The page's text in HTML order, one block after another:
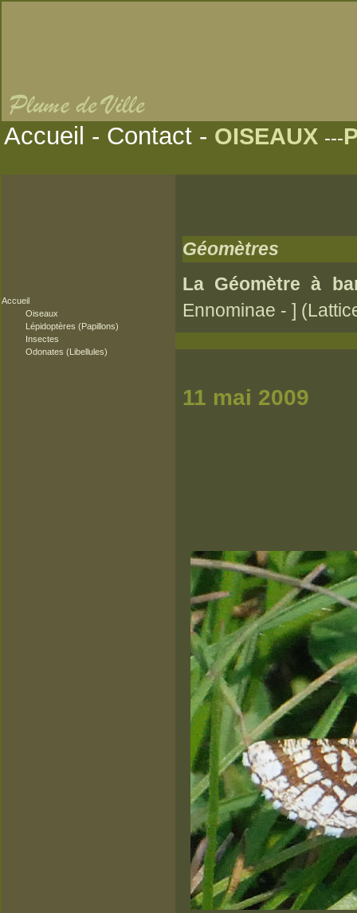
Accueil - Contact- OISEAUX ---
Accueil
Oiseaux
Lépidoptères (Papillons)
Insectes
Odonates (Libellules)
Géomètres
La Géomètre à
Ennominae - ]
11 mai 2009